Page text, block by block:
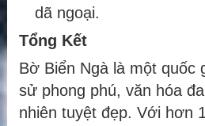
dã ngoại.
Tổng Kết
Bờ Biển Ngà là một quốc
sử phong phú, văn hóa
nhiên tuyệt đẹp. Với hơn